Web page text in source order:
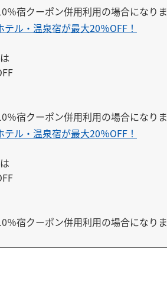
宿クーポン併用利用の場合になりま
ル・温泉宿が最大20％OFF！
宿クーポン併用利用の場合になりま
ル・温泉宿が最大20％OFF！
宿クーポン併用利用の場合になりま